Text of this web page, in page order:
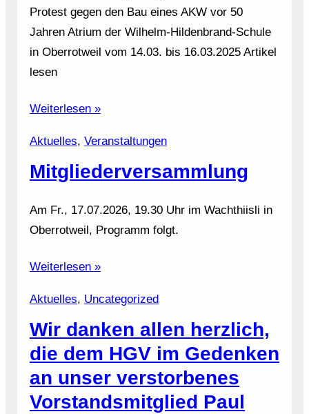
Protest gegen den Bau eines AKW vor 50
Jahren Atrium der Wilhelm-Hildenbrand-Schule
in Oberrotweil vom 14.03. bis 16.03.2025 Artikel
lesen
Weiterlesen »
Aktuelles, Veranstaltungen
Mitgliederversammlung
Am Fr., 17.07.2026, 19.30 Uhr im Wachthiisli in
Oberrotweil, Programm folgt.
Weiterlesen »
Aktuelles, Uncategorized
Wir danken allen herzlich,
die dem HGV im Gedenken
an unser verstorbenes
Vorstandsmitglied Paul